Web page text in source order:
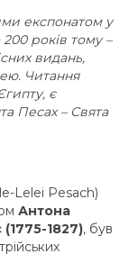
експонатом у
років тому –
видань,
Читання
є
Песах – Свята
Lelei Pesach)
Антона
1827), був